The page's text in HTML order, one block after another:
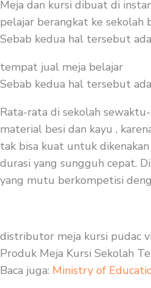
Meja dan kursi dibuat di
pelajar berangkat ke sekolah
Sebab kedua hal tersebut
tempat jual meja belajar
Sebab kedua hal tersebut
Rata-rata di sekolah
material besi dan kayu ,
tak bisa kuat untuk
durasi yang sungguh cepat.
yang mutu berkompetisi
distributor meja kursi pudac
Produk Meja Kursi Sekolah
Baca juga: Ministry of